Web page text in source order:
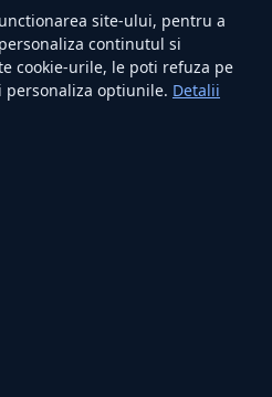
site-ului, pentru a
continutul si
cookie-urile, le poti refuza pe
personaliza optiunile. Detalii